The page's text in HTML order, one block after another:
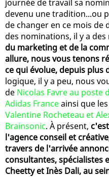
journée de travail sa
devenu une tradition...ou
de changer en ce mois de
des nominations, il y a des
du marketing et de la
allure, nous vous tenons
ce qui évolue, depuis plus
logique, il y a peu, nous
de Nicolas Favre au poste
Adidas Franceainsi que
Valentine Rocheteau et
Brainsonic. À présent,
l'agence conseil et
travers de l'arrivée
consultantes, spécialistes
Cheetty et Inès Dali, au